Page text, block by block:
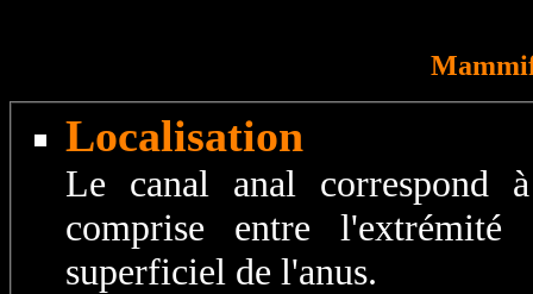
Localisation
Le canal anal correspond
comprise entre
superficiel de l'anus.